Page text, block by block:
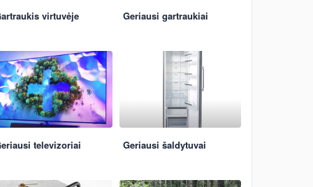
virtuvėje Geriausi gartraukiai
televizoriai Geriausi šaldytuvai